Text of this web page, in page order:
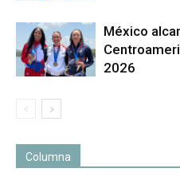
México
2026
Columna